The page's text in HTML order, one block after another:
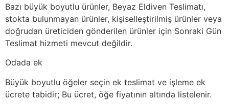
Bazı büyük boyutlu ürünler, Beyaz Eldiven Teslimatı,
stokta bulunmayan ürünler, kişiselleştirilmiş ürünler veya
doğrudan üreticiden gönderilen ürünler için Sonraki Gün
Teslimat hizmeti mevcut değildir.
Odada ek
Büyük boyutlu öğeler seçin ek teslimat ve işleme ek
ücrete tabidir; Bu ücret, öğe fiyatının altında listelenir.